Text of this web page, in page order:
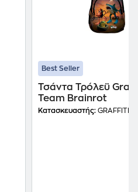
Best Seller
Τσάντα Τρόλεϋ
Team Brainrot
Κατασκευαστής: GRAFFITI